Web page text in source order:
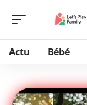
Actu Bébé